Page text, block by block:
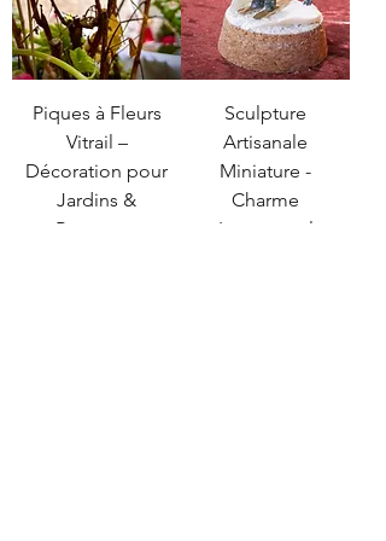
Piques à Fleurs
Vitrail –
Décoration pour
Jardins &
Bouquets
Sculpture
Artisanale
Miniature -
Charme
Intemporel